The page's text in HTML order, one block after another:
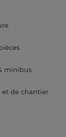
minibus
et de chantier